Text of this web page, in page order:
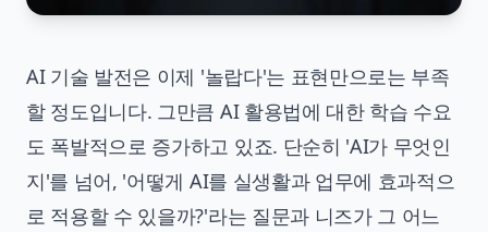
AI 기술 발전은 이제 '놀랍다'는 표현만으로는 부족
할 정도입니다. 그만큼 AI 활용법에 대한 학습 수요
도 폭발적으로 증가하고 있죠. 단순히 'AI가 무엇인
지'를 넘어, '어떻게 AI를 실생활과 업무에 효과적으
로 적용할 수 있을까?'라는 질문과 니즈가 그 어느